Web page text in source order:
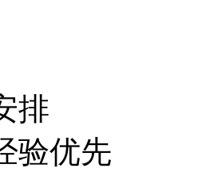
排
验优先